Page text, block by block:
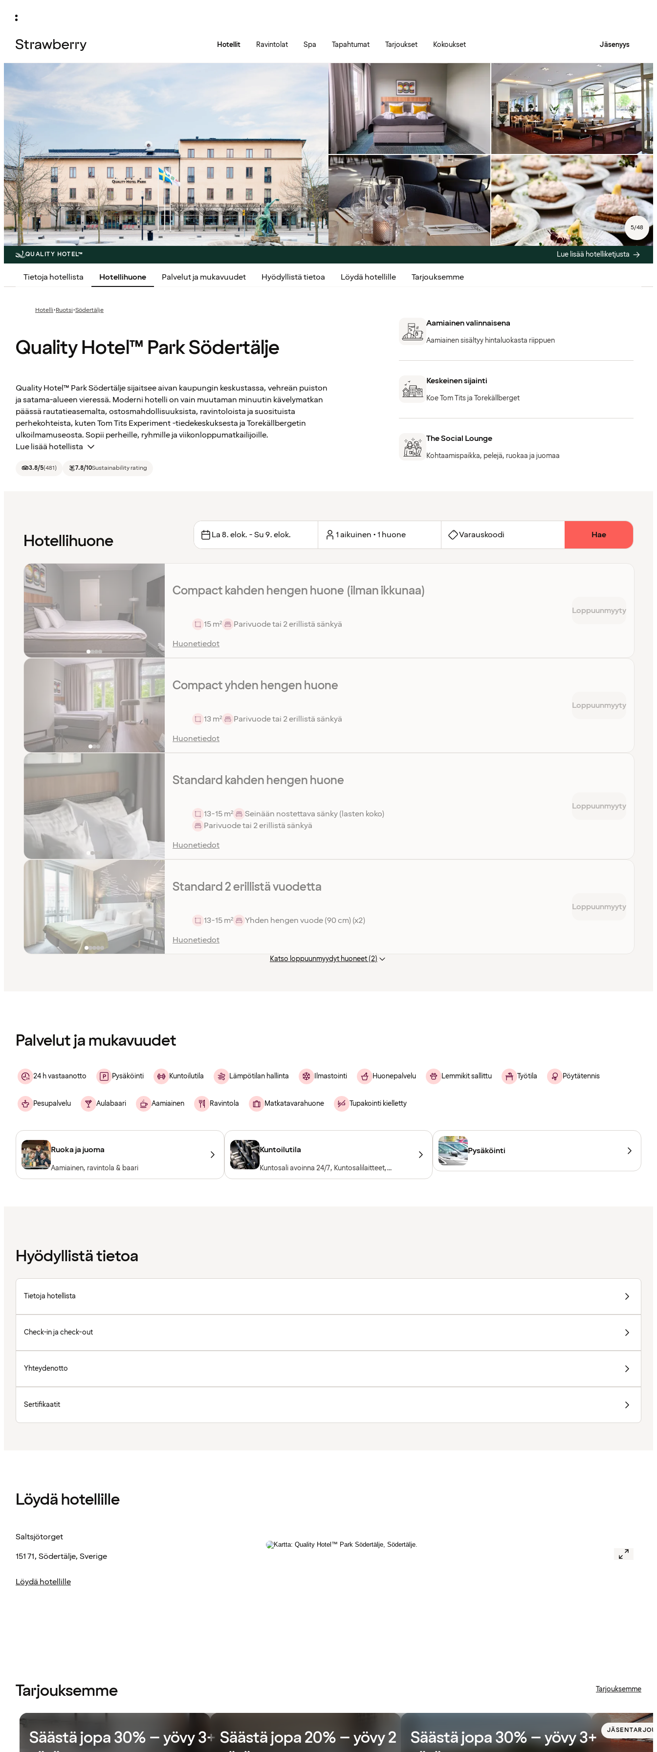
Hotellit Ravintolat Spa Tapahtumat Tarjoukset Kokoukset Jäsenyys
5/48
QUALITY HOTEL™ Lue lisää hotelliketjusta
Tietoja hotellista Hotellihuone Palvelut ja mukavuudet Hyödyllistä tietoa Löydä hotellille Tarjouksemme
Hotelli·Ruotsi·Södertälje
Quality Hotel™ Park Södertälje
Quality Hotel™ Park Södertälje sijaitsee aivan kaupungin keskustassa, vehreän puiston
ja satama-alueen vieressä. Moderni hotelli on vain muutaman minuutin kävelymatkan
päässä rautatieasemalta, ostosmahdollisuuksista, ravintoloista ja suosituista
perhekohteista, kuten Tom Tits Experiment -tiedekeskuksesta ja Torekällbergetin
ulkoilmamuseosta. Sopii perheille, ryhmille ja viikonloppumatkailijoille.
Lue lisää hotellista
3.8/5(481) 7.8/10Sustainability rating
Aamiainen valinnaisena
Aamiainen sisältyy hintaluokasta riippuen
Keskeinen sijainti
Koe Tom Tits ja Torekällberget
The Social Lounge
Kohtaamispaikka, pelejä, ruokaa ja juomaa
Hotellihuone La 8. elok. - Su 9. elok. 1 aikuinen • 1 huone Varauskoodi Hae
Compact kahden hengen huone (ilman ikkunaa)
15 m²
Parivuode tai 2 erillistä sänkyä
Huonetiedot
Loppuunmyyty
Compact yhden hengen huone
13 m²
Parivuode tai 2 erillistä sänkyä
Huonetiedot
Loppuunmyyty
Standard kahden hengen huone
13-15 m²
Seinään nostettava sänky (lasten koko)
Parivuode tai 2 erillistä sänkyä
Huonetiedot
Loppuunmyyty
Standard 2 erillistä vuodetta
13-15 m²
Yhden hengen vuode (90 cm) (x2)
Huonetiedot
Loppuunmyyty
Katso loppuunmyydyt huoneet (2)
Palvelut ja mukavuudet
24 h vastaanotto Pysäköinti Kuntoilutila Lämpötilan hallinta Ilmastointi Huonepalvelu Lemmikit sallittu Työtila Pöytätennis
Pesupalvelu Aulabaari Aamiainen Ravintola Matkatavarahuone Tupakointi kielletty
Ruoka ja juoma
Aamiainen, ravintola & baari
Kuntoilutila
Kuntosali avoinna 24/7, Kuntosalilaitteet,
Kardiolaitteet, Vapaapainot, Sisäänpääsy
Pysäköinti
Hyödyllistä tietoa
Tietoja hotellista
Check-in ja check-out
Yhteydenotto
Sertifikaatit
Löydä hotellille
Saltsjötorget
151 71, Södertälje, Sverige
Löydä hotellille
Tarjouksemme Tarjouksemme
Säästä jopa 30% – yövy 3+ Säästä jopa 20% – yövy 2
Säästä jopa 30% – yövy 3+